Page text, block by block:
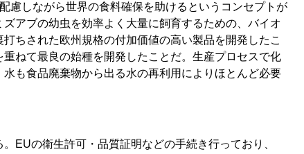
慮しながら世界の食料確保を助けるというコンセプトが
アブの幼虫を効率よく大量に飼育するための、バイオ
ちされた欧州規格の付加価値の高い製品を開発したこ
ねて最良の始種を開発したことだ。生産プロセスで化
も食品廃棄物から出る水の再利用によりほとんど必要
EUの衛生許可・品質証明などの手続き行っており、